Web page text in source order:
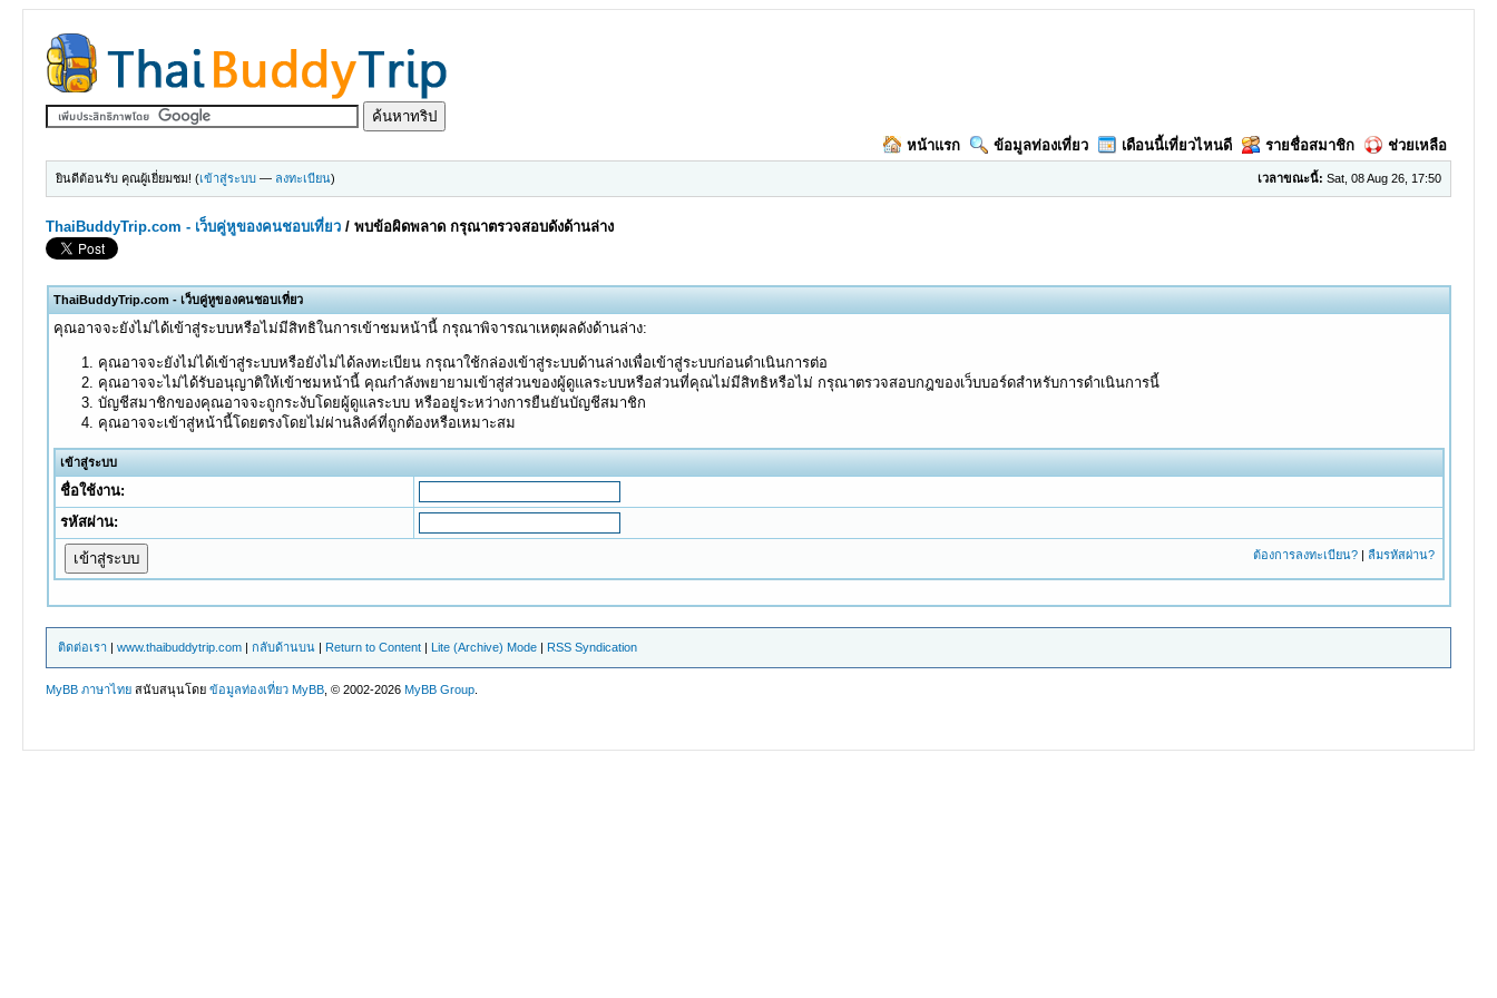
หน้าแรก ข้อมูลท่องเที่ยว เดือนนี้เที่ยวไหนดี รายชื่อสมาชิก ช่วยเหลือ
เวลาขณะนี้: Sat, 08 Aug 26, 17:50
ยินดีต้อนรับ คุณผู้เยี่ยมชม! (เข้าสู่ระบบ — ลงทะเบียน)
ThaiBuddyTrip.com - เว็บคู่หูของคนชอบเที่ยว /พบข้อผิดพลาด กรุณาตรวจสอบดังด้านล่าง
ThaiBuddyTrip.com - เว็บคู่หูของคนชอบเที่ยว
คุณอาจจะยังไม่ได้เข้าสู่ระบบหรือไม่มีสิทธิในการเข้าชมหน้านี้ กรุณาพิจารณาเหตุผลดังด้านล่าง:
คุณอาจจะยังไม่ได้เข้าสู่ระบบหรือยังไม่ได้ลงทะเบียน กรุณาใช้กล่องเข้าสู่ระบบด้านล่างเพื่อเข้าสู่ระบบก่อนดำเนินการต่อ
คุณอาจจะไม่ได้รับอนุญาติให้เข้าชมหน้านี้ คุณกำลังพยายามเข้าสู่ส่วนของผู้ดูแลระบบหรือส่วนที่คุณไม่มีสิทธิหรือไม่ กรุณาตรวจสอบกฎของเว็บบอร์ดสำหรับการดำเนินการนี้
บัญชีสมาชิกของคุณอาจจะถูกระงับโดยผู้ดูแลระบบ หรืออยู่ระหว่างการยืนยันบัญชีสมาชิก
คุณอาจจะเข้าสู่หน้านี้โดยตรงโดยไม่ผ่านลิงค์ที่ถูกต้องหรือเหมาะสม
เข้าสู่ระบบ
ชื่อใช้งาน:
รหัสผ่าน:
ต้องการลงทะเบียน?| ลืมรหัสผ่าน?
ติดต่อเรา |www.thaibuddytrip.com |กลับด้านบน | Return to Content | Lite (Archive) Mode | RSS Syndication
MyBB ภาษาไทย สนับสนุนโดยข้อมูลท่องเที่ยว MyBB , © 2002-2026MyBB Group